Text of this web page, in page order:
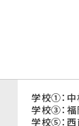
学校①：
学校③：
学校⑤：